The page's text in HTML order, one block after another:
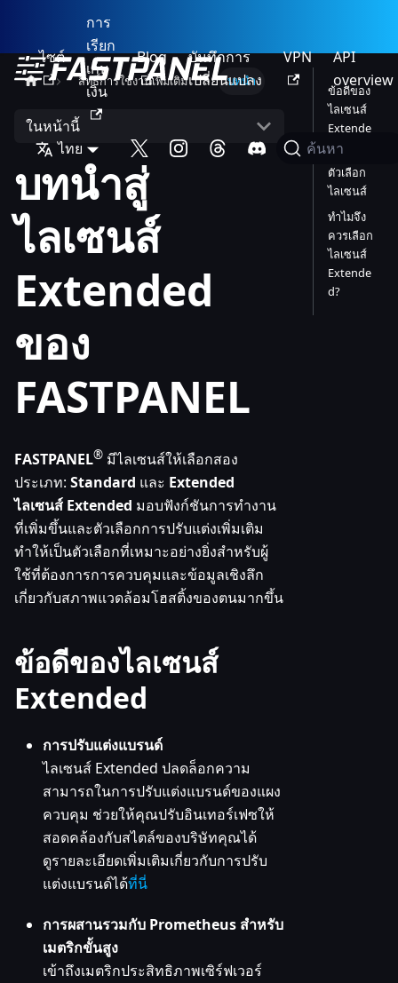
ไซต์
การ
เรียก
เก็บ
เงิน
Blog
บันทึกการ
เปลี่ยนแปลง
VPN
API
overview
ไทย ค้นหา
สิทธิ์การใช้งานเพิ่มเติม บทนำ
ในหน้านี้
บทนำสู่
ไลเซนส์
Extended
ของ
FASTPANEL
FASTPANEL® มีไลเซนส์ให้เลือกสอง
ประเภท: Standard และ Extended
ไลเซนส์ Extended มอบฟังก์ชันการทำงาน
ที่เพิ่มขึ้นและตัวเลือกการปรับแต่งเพิ่มเติม
ทำให้เป็นตัวเลือกที่เหมาะอย่างยิ่งสำหรับผู้
ใช้ที่ต้องการการควบคุมและข้อมูลเชิงลึก
เกี่ยวกับสภาพแวดล้อมโฮสติ้งของตนมากขึ้น
ข้อดีของไลเซนส์
Extended
การปรับแต่งแบรนด์
ไลเซนส์ Extended ปลดล็อกความ
สามารถในการปรับแต่งแบรนด์ของแผง
ควบคุม ช่วยให้คุณปรับอินเทอร์เฟซให้
สอดคล้องกับสไตล์ของบริษัทคุณได้
ดูรายละเอียดเพิ่มเติมเกี่ยวกับการปรับ
แต่งแบรนด์ได้ที่นี่
การผสานรวมกับ Prometheus สำหรับ
เมตริกขั้นสูง
เข้าถึงเมตริกประสิทธิภาพเซิร์ฟเวอร์
ข้อดีของ
ไลเซนส์
Extende
d
ตัวเลือก
ไลเซนส์
ทำไมจึง
ควรเลือก
ไลเซนส์
Extende
d?